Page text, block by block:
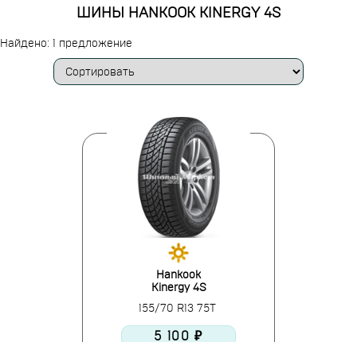
ШИНЫ HANKOOK KINERGY 4S
Найдено: 1 предложение
Hankook
Kinergy 4S
155/70 R13 75T
5 100 ₽